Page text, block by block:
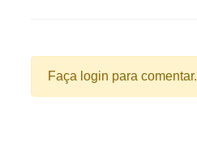
Faça login para comentar.